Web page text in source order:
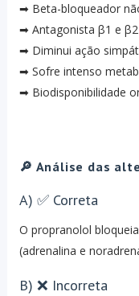
➡ Beta-bloqueador
➡ Antagonista β1 e β2
➡ Diminui ação
➡ Sofre intenso
➡ Biodisponibilidade
🔎 Análise das
A) ✅ Correta
O propranolol
(adrenalina e
B) ❌ Incorreta